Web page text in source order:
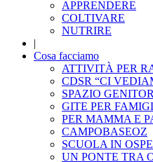
APPRENDERE
COLTIVARE
NUTRIRE
|
Cosa facciamo
ATTIVITÀ PER
CDSR “CI
SPAZIO
GITE PER
PER MAMMA E
CAMPOBASEOZ
SCUOLA IN
UN PONTE TRA